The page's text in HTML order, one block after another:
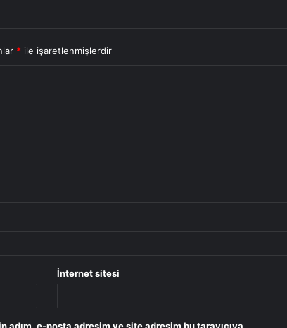
* ile işaretlenmişlerdir
İnternet sitesi